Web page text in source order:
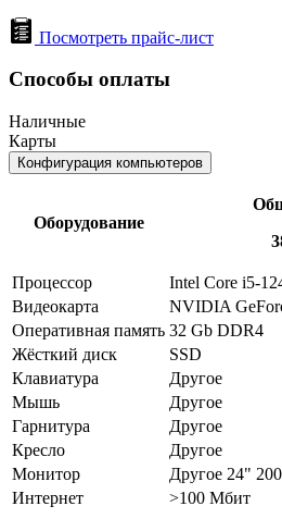
Посмотреть прайс-лист
Способы оплаты
Наличные
Карты
Конфигурация компьютеров
Оборудование
Процессор
Intel Core i5-
Видеокарта
NVIDIA
Оперативная память 32 Gb DDR4
Жёсткий диск
SSD
Клавиатура
Другое
Мышь
Другое
Гарнитура
Другое
Кресло
Другое
Монитор
Другое 24"
Интернет
>100 Мбит